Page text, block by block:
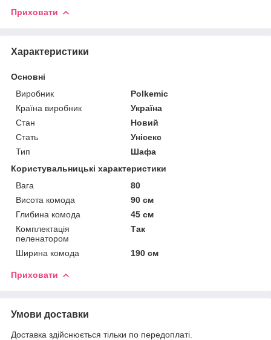
Приховати
Характеристики
Основні
Виробник
Polkemic
Країна виробник
Україна
Стан
Новий
Стать
Унісекс
Тип
Шафа
Користувальницькі характеристики
Вага
80
Висота комода
90 см
Глибина комода
45 см
Комплектація
пеленатором
Так
Ширина комода 190 см
Приховати
Умови доставки
Доставка здійснюється тільки по передоплаті.